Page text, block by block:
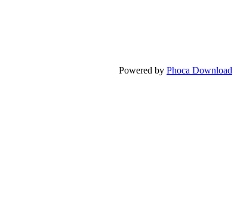
Powered by Phoca Download